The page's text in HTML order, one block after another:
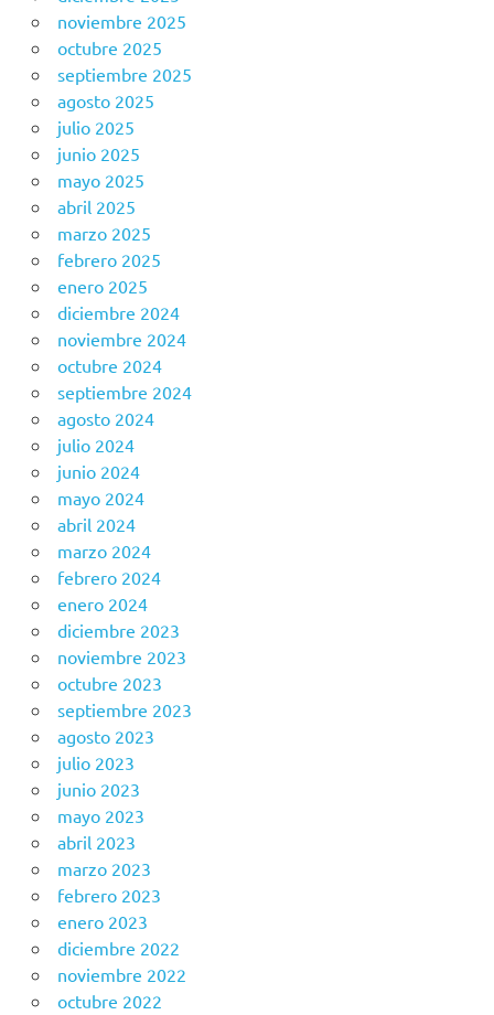
noviembre 2025
octubre 2025
septiembre 2025
agosto 2025
julio 2025
junio 2025
mayo 2025
abril 2025
marzo 2025
febrero 2025
enero 2025
diciembre 2024
noviembre 2024
octubre 2024
septiembre 2024
agosto 2024
julio 2024
junio 2024
mayo 2024
abril 2024
marzo 2024
febrero 2024
enero 2024
diciembre 2023
noviembre 2023
octubre 2023
septiembre 2023
agosto 2023
julio 2023
junio 2023
mayo 2023
abril 2023
marzo 2023
febrero 2023
enero 2023
diciembre 2022
noviembre 2022
octubre 2022